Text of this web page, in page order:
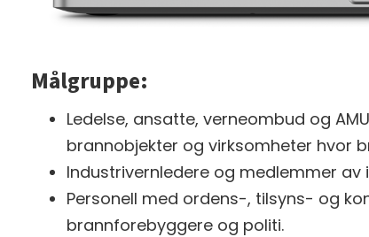
Målgruppe:
Ledelse, ansatte, verneombud og
brannobjekter og virksomheter hvor
Industrivernledere og medlemmer av
Personell med ordens-, tilsyns- og
brannforebyggere og politi.